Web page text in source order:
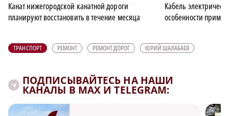
Канат нижегородской канатной дороги
планируют восстановить в течение месяца
Кабель
особенности
ТРАНСПОРТ РЕМОНТ РЕМОНТ ДОРОГ ЮРИЙ ШАЛАБАЕВ
ПОДПИСЫВАЙТЕСЬ НА НАШИ
КАНАЛЫ В MAX И TELEGRAM: